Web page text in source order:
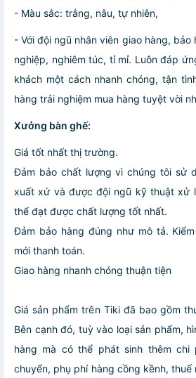
- Màu sắc: trắng, nâu, tự nhiên,
- Với đội ngũ nhân viên giao hàng, bảo
nghiệp, nghiêm túc, tỉ mỉ. Luôn đáp
khách một cách nhanh chóng, tận
hàng trải nghiệm mua hàng tuyệt vời
Xưởng bàn ghế:
Giá tốt nhất thị trường.
Đảm bảo chất lượng vì chúng tôi sử
xuất xứ và được đội ngũ kỹ thuật xử
thể đạt được chất lượng tốt nhất.
Đảm bảo hàng đúng như mô tả.
mới thanh toán.
Giao hàng nhanh chóng thuận tiện
Giá sản phẩm trên Tiki đã bao gồm
Bên cạnh đó, tuỳ vào loại sản phẩm,
hàng mà có thể phát sinh thêm chi
chuyển, phụ phí hàng cồng kềnh,